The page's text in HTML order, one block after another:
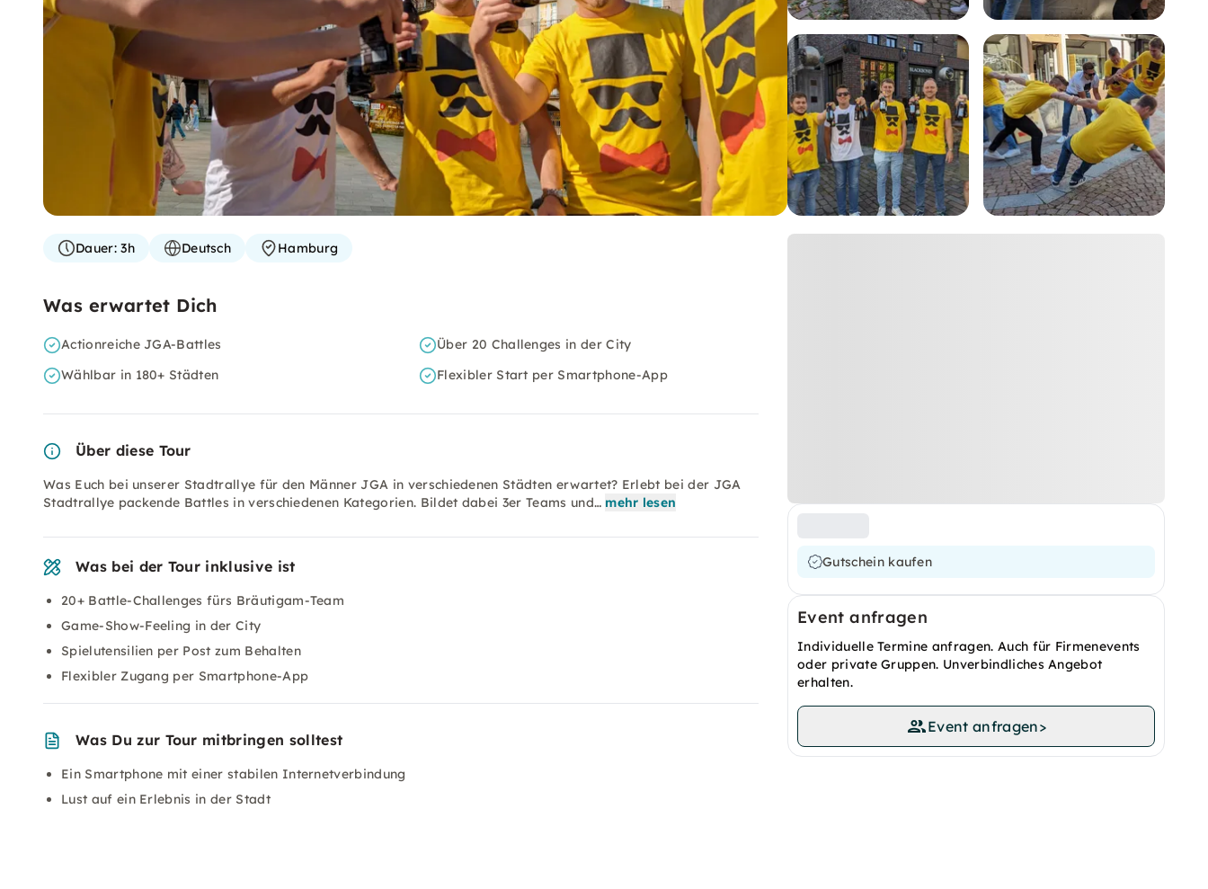
Gutschein kaufen
Event anfragen
Individuelle Termine anfragen. Auch für Firmenevents
oder private Gruppen. Unverbindliches Angebot
erhalten.
Event anfragen>
Dauer:3h Deutsch Hamburg
Was erwartet Dich
Actionreiche JGA-Battles
Über 20 Challenges in der City
Wählbar in 180+ Städten
Flexibler Start per Smartphone-App
Über diese Tour
Was Euch bei unserer Stadtrallye für den Männer JGA in verschiedenen Städten erwartet? Erlebt bei der JGA
Stadtrallye packende Battles in verschiedenen Kategorien. Bildet dabei 3er Teams und… mehr lesen
Was bei der Tour inklusive ist
20+ Battle-Challenges fürs Bräutigam-Team
Game-Show-Feeling in der City
Spielutensilien per Post zum Behalten
Flexibler Zugang per Smartphone-App
Was Du zur Tour mitbringen solltest
Ein Smartphone mit einer stabilen Internetverbindung
Lust auf ein Erlebnis in der Stadt